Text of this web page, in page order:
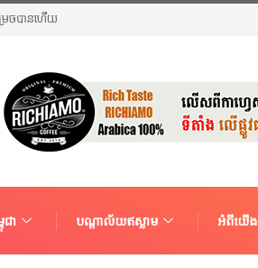
េចបានហើយ
ា បណ្តាល័យឥស្លាម អំពីយើង